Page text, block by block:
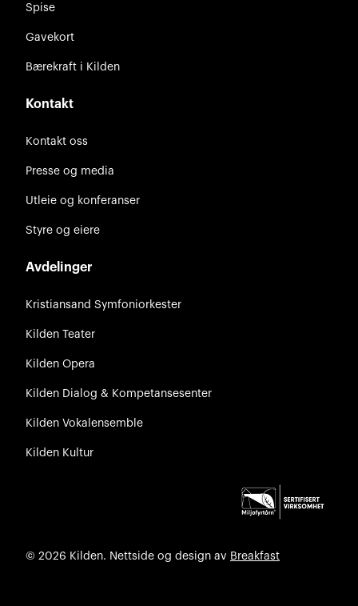
Spise
Gavekort
Bærekraft i Kilden
Kontakt
Kontakt oss
Presse og media
Utleie og konferanser
Styre og eiere
Avdelinger
Kristiansand Symfoniorkester
Kilden Teater
Kilden Opera
Kilden Dialog & Kompetansesenter
Kilden Vokalensemble
Kilden Kultur
© 2026 Kilden. Nettside og design av Breakfast